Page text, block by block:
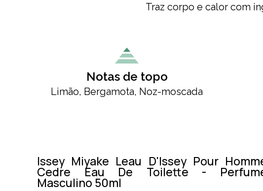
Traz corpo e calor com
Notas de topo
Limão, Bergamota, Noz-moscada
Issey Miyake Leau D'Issey Pour
Cedre Eau De Toilette -
Masculino 50ml